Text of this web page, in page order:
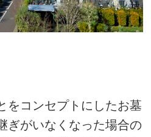
をコンセプトにしたお墓
ぎがいなくなった場合の